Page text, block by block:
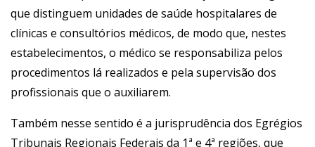
que distinguem unidades de saúde hospitalares de
clínicas e consultórios médicos, de modo que, nestes
estabelecimentos, o médico se responsabiliza pelos
procedimentos lá realizados e pela supervisão dos
profissionais que o auxiliarem.
Também nesse sentido é a jurisprudência dos Egrégios
Tribunais Regionais Federais da 1ª e 4ª regiões, que